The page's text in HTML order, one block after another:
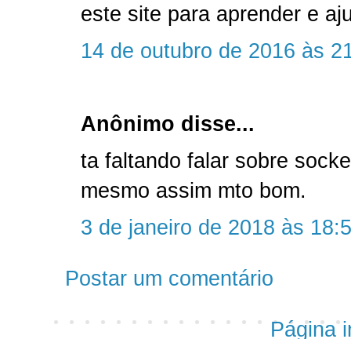
este site para aprender e
14 de outubro de 2016 às
Anônimo disse...
ta faltando falar sobre
mesmo assim mto bom.
3 de janeiro de 2018 às
Postar um comentário
Página